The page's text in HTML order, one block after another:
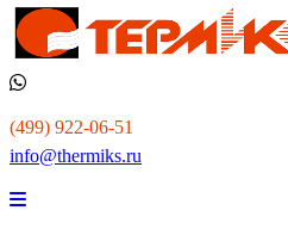
(499) 922-06-51
info@thermiks.ru